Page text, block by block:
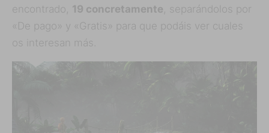
encontrado, 19 concretamente , separándolos por
«De pago» y «Gratis» para que podáis ver cuales
os interesan más.